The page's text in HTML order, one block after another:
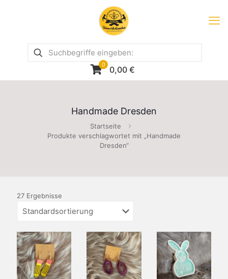
0 0,00 €
Handmade Dresden
Startseite
Produkte verschlagwortet mit „Handmade
Dresden“
27 Ergebnisse